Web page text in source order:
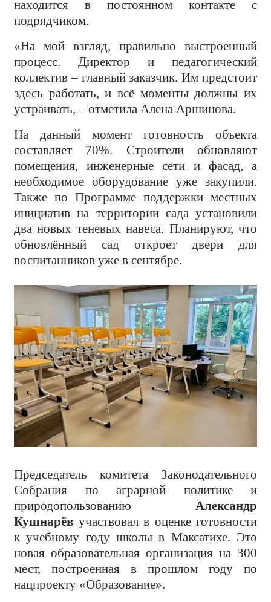
находится в постоянном контакте с
подрядчиком.
«На мой взгляд, правильно выстроенный
процесс. Директор и педагогический
коллектив – главный заказчик. Им предстоит
здесь работать, и всё моменты должны их
устраивать, – отметила Алена Аршинова.
На данный момент готовность объекта
составляет 70%. Строители обновляют
помещения, инженерные сети и фасад, а
необходимое оборудование уже закупили.
Также по Программе поддержки местных
инициатив на территории сада установили
два новых теневых навеса. Планируют, что
обновлённый сад откроет двери для
воспитанников уже в сентябре.
Председатель комитета Законодательного
Собрания по аграрной политике и
природопользованию Александр
Кушнарёв участвовал в оценке готовности
к учебному году школы в Максатихе. Это
новая образовательная организация на 300
мест, построенная в прошлом году по
нацпроекту «Образование».